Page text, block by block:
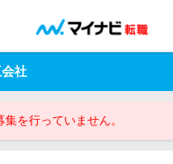
社
を行っていません。